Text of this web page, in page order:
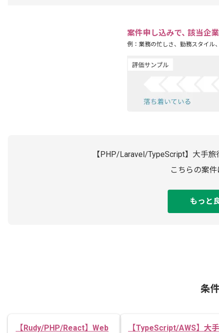
案件申し込みで､ 該当企
例：業務の忙しさ、勤務スタイル
【PHP/Laravel/TypeScript】大手
こちらの案
もっと
条
【Rudy/PHP/React】Web
【TypeScript/AWS】大手